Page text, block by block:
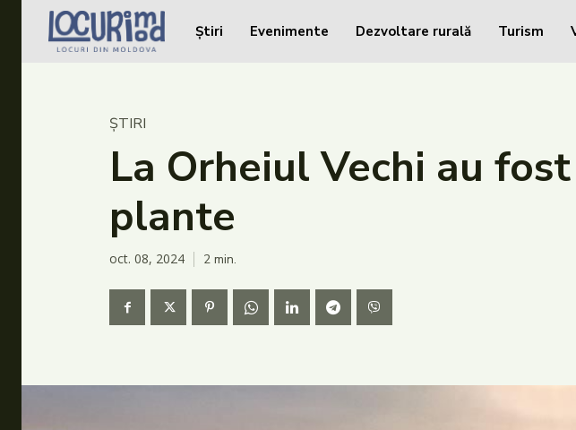
Caută în site...
Caută în site...
Evenimente
Dezvoltare rurală
Turism
Vinării
Patrimoniu
Produs Acasă
Știri Evenimente Dezvoltare rurală Turism
ȘTIRI
La Orheiul Vechi au
plante
oct. 08, 2024 2 min.